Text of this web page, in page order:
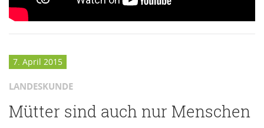
7. April 2015
LANDESKUNDE
Mütter sind auch nur Menschen